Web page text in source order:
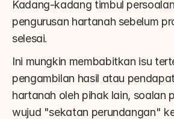
Kadang-kadang timbul
pengurusan hartanah sebelum
selesai.
Ini mungkin membabitkan isu
pengambilan hasil atau
hartanah oleh pihak lain, soalan
wujud "sekatan perundangan"